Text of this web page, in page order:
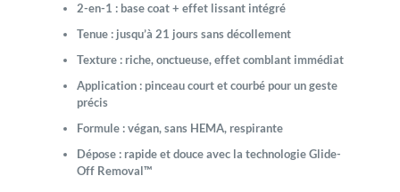
2-en-1 : base coat + effet lissant intégré
Tenue : jusqu’à 21 jours sans décollement
Texture : riche, onctueuse, effet comblant immédiat
Application : pinceau court et courbé pour un geste
précis
Formule :végan, sans HEMA, respirante
Dépose : rapide et douce avec la technologie Glide-
Off Removal™